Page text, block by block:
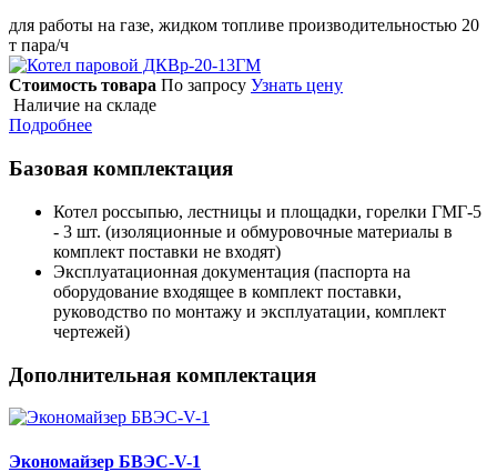
для работы на газе, жидком топливе производительностью 20
т пара/ч
Стоимость товара По запросу Узнать цену
Наличие на складе
Подробнее
Базовая комплектация
Котел россыпью, лестницы и площадки, горелки ГМГ-5
- 3 шт. (изоляционные и обмуровочные материалы в
комплект поставки не входят)
Эксплуатационная документация (паспорта на
оборудование входящее в комплект поставки,
руководство по монтажу и эксплуатации, комплект
чертежей)
Дополнительная комплектация
Экономайзер БВЭС-V-1